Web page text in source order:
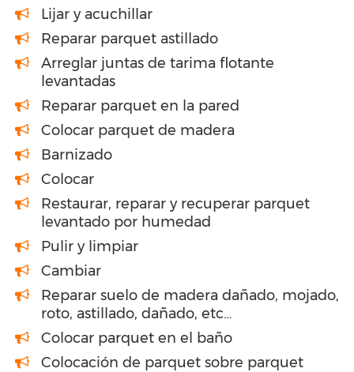
Lijar y acuchillar
Reparar parquet astillado
Arreglar juntas de tarima flotante
levantadas
Reparar parquet en la pared
Colocar parquet de madera
Barnizado
Colocar
Restaurar, reparar y recuperar parquet
levantado por humedad
Pulir y limpiar
Cambiar
Reparar suelo de madera dañado, mojado,
roto, astillado, dañado, etc…
Colocar parquet en el baño
Colocación de parquet sobre parquet